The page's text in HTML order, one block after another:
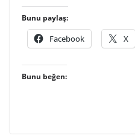
Bunu paylaş:
Facebook X
Bunu beğen: